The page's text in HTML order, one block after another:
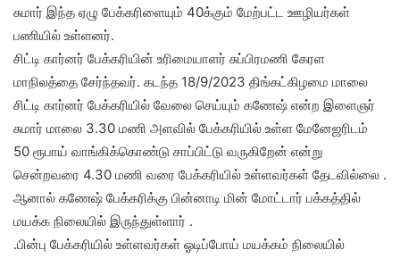
சுமார் இந்த ஏழு பேக்கரிளையும் 40க்கும் மேற்பட்ட ஊழியர்கள்
பணியில் உள்ளனர்.
சிட்டி கார்னர் பேக்கரியின் உரிமையாளர் சுப்பிரமணி கேரள
மாநிலத்தை சேர்ந்தவர். கடந்த 18/9/2023 திங்கட்கிழமை மாலை
சிட்டி கார்னர் பேக்கரியில் வேலை செய்யும் கணேஷ் என்ற இளைஞர்
சுமார் மாலை 3.30 மணி அளவில் பேக்கரியில் உள்ள மேனேஜரிடம்
50 ரூபாய் வாங்கிக்கொண்டு சாப்பிட்டு வருகிறேன் என்று
சென்றவரை 4.30 மணி வரை பேக்கரியில் உள்ளவர்கள் தேடவில்லை .
ஆனால் கணேஷ் பேக்கரிக்கு பின்னாடி மின் மோட்டார் பக்கத்தில்
மயக்க நிலையில் இருந்துள்ளார் .
.பின்பு பேக்கரியில் உள்ளவர்கள் ஓடிப்போய் மயக்கம் நிலையில்